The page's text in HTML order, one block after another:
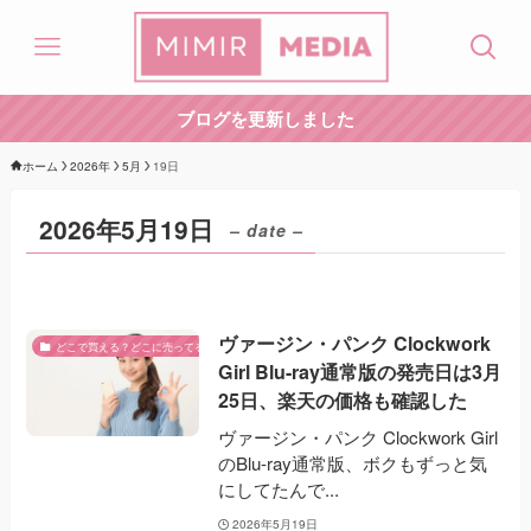
ブログを更新しました
ホーム 2026年 5月 19日
2026年5月19日 – date –
どこで買える？どこに売ってる？
ヴァージン・パンク Clockwork
Girl Blu-ray通常版の発売日は3月
25日、楽天の価格も確認した
ヴァージン・パンク Clockwork Girl
のBlu-ray通常版、ボクもずっと気
にしてたんで...
2026年5月19日